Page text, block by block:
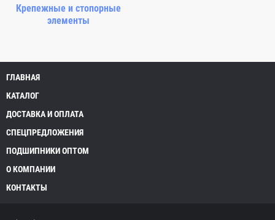
Крепежные и стопорные
элементы
ГЛАВНАЯ
КАТАЛОГ
ДОСТАВКА И ОПЛАТА
СПЕЦПРЕДЛОЖЕНИЯ
ПОДШИПНИКИ ОПТОМ
О КОМПАНИИ
КОНТАКТЫ